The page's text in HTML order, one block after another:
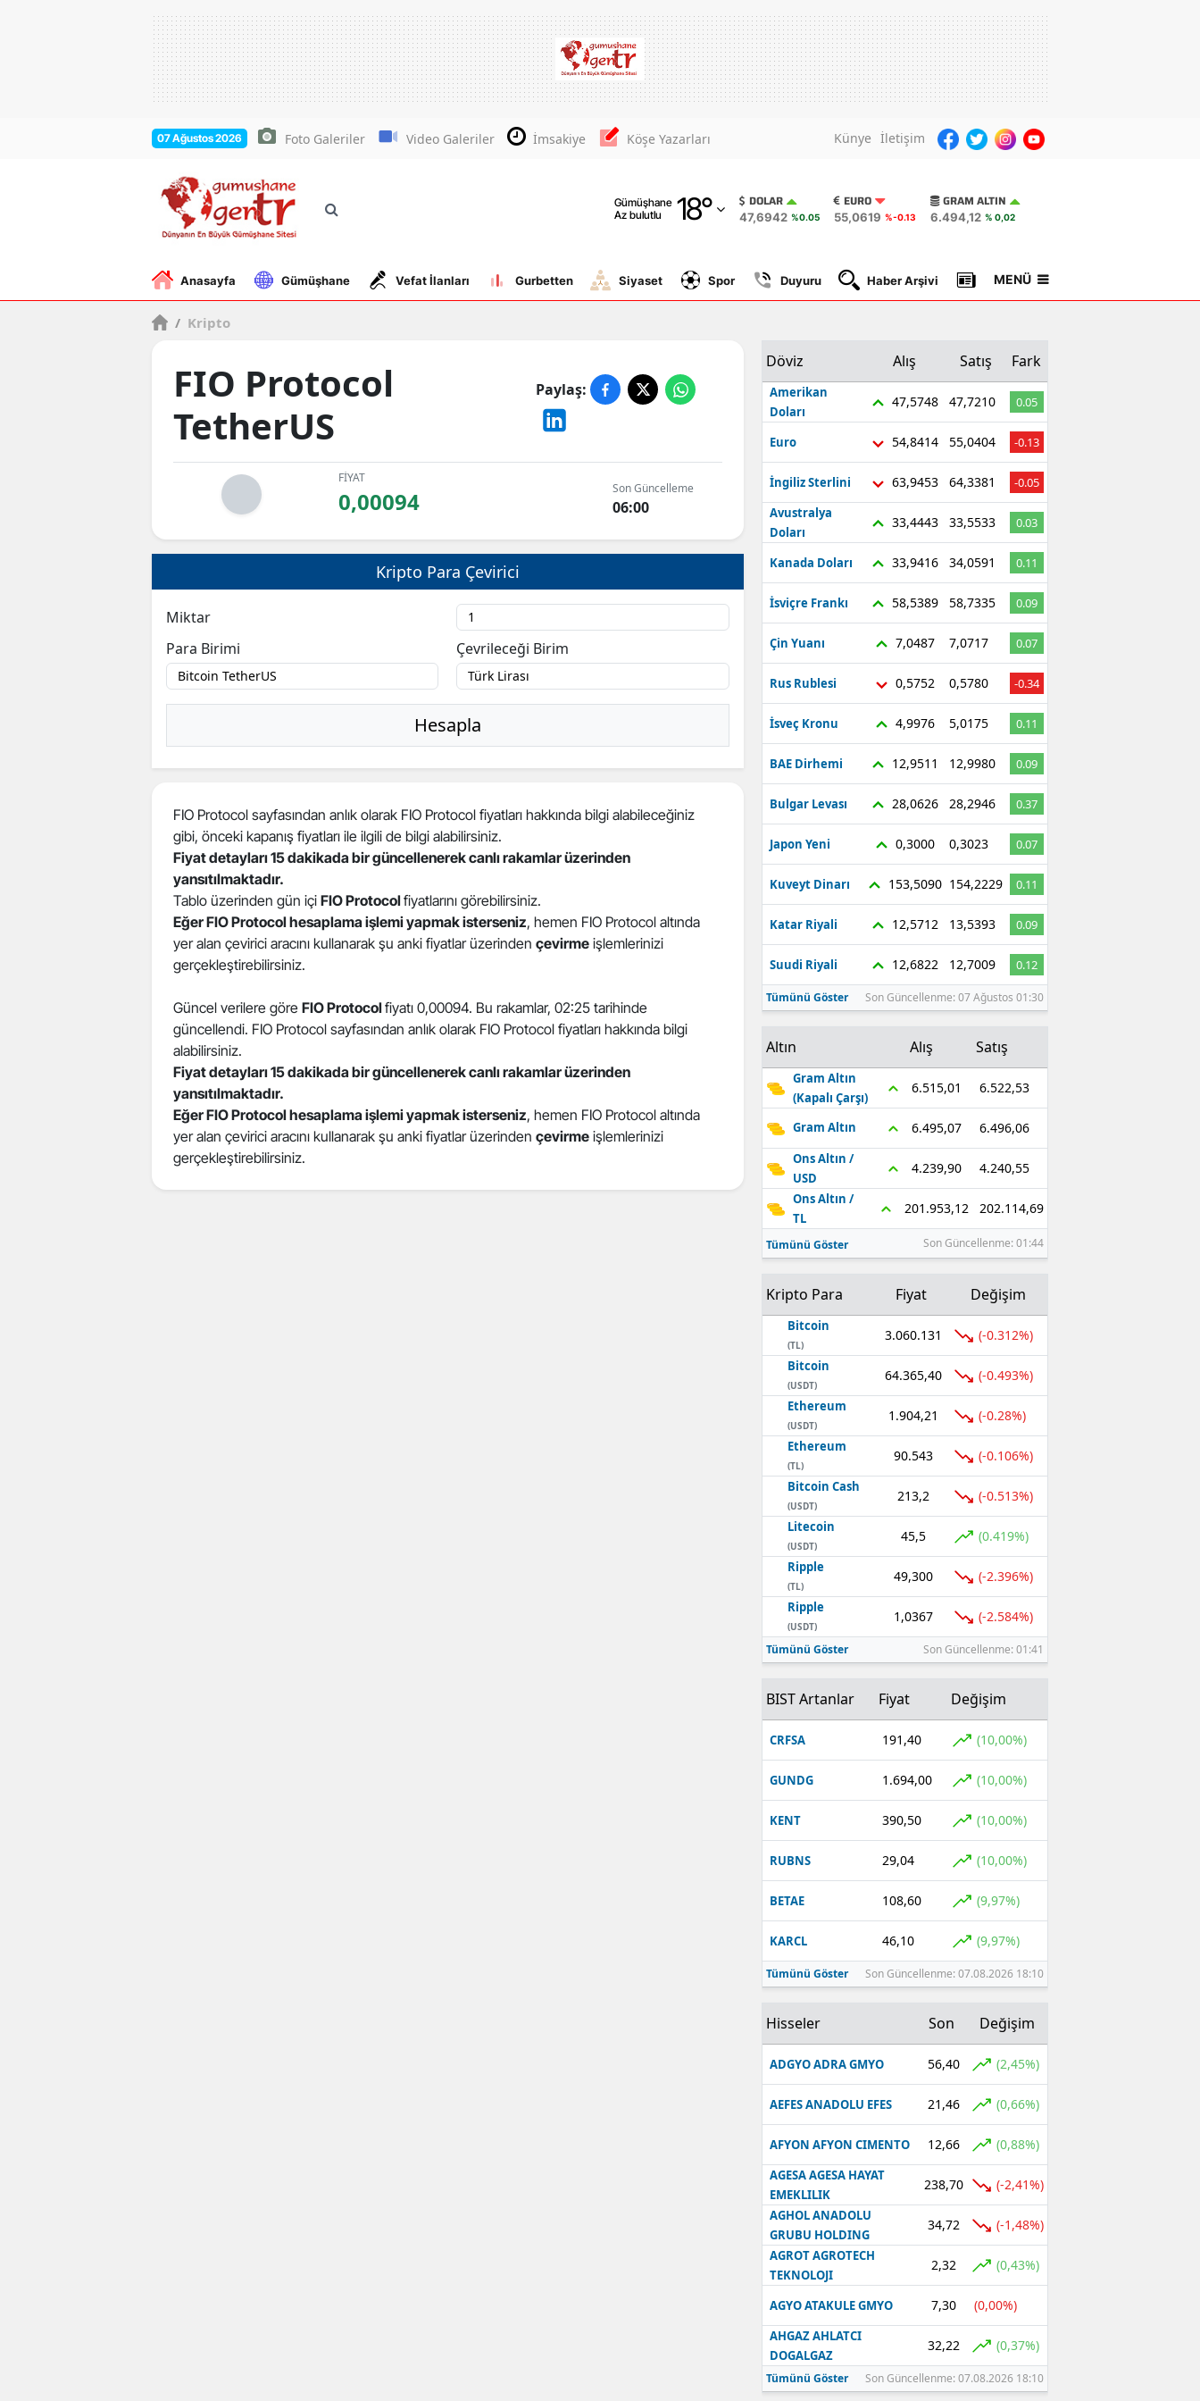
07 Ağustos 2026 Foto Galeriler Video Galeriler İmsakiye Köşe Yazarları Künye İletişim
Gümüşhane
Az bulutlu
18°
Adana
Adıyaman
Amasya
Antalya
Balıkesir
Bitlis
Bursa
Denizli
Edirne
Erzurum
Gaziantep
Giresun
Hakkari
Isparta
DOLAR
47,6942 %0.05
EURO
55,0619 %-0.13
GRAM ALTIN
6.494,12 % 0,02
Anasayfa Gümüşhane Vefat İlanları Gurbetten Siyaset Spor Duyuru Haber Arşivi Gazete Manşetleri
MENÜ
/ Kripto
FIO Protocol
TetherUS
Paylaş:
FİYAT
0,00094 Son Güncelleme
06:00
Kripto Para Çevirici
Miktar
Para Birimi
Çevrileceği Birim
Hesapla
FIO Protocol sayfasından anlık olarak FIO Protocol fiyatları hakkında bilgi alabileceğiniz
gibi, önceki kapanış fiyatları ile ilgili de bilgi alabilirsiniz.
Fiyat detayları 15 dakikada bir güncellenerek canlı rakamlar üzerinden
yansıtılmaktadır.
Tablo üzerinden gün içi FIO Protocolfiyatlarını görebilirsiniz.
Eğer FIO Protocol hesaplama işlemi yapmak isterseniz, hemen FIO Protocol altında
yer alan çevirici aracını kullanarak şu anki fiyatlar üzerinden çevirme işlemlerinizi
gerçekleştirebilirsiniz.
Güncel verilere göre FIO Protocolfiyatı 0,00094. Bu rakamlar, 02:25 tarihinde
güncellendi. FIO Protocol sayfasından anlık olarak FIO Protocol fiyatları hakkında bilgi
alabilirsiniz.
Fiyat detayları 15 dakikada bir güncellenerek canlı rakamlar üzerinden
yansıtılmaktadır.
Eğer FIO Protocol hesaplama işlemi yapmak isterseniz, hemen FIO Protocol altında
yer alan çevirici aracını kullanarak şu anki fiyatlar üzerinden çevirme işlemlerinizi
gerçekleştirebilirsiniz.
Döviz Alış Satış Fark
Amerikan
Doları
47,5748 47,7210 0.05
Euro 54,8414 55,0404 -0.13
İngiliz Sterlini 63,9453 64,3381
-0.05
Avustralya
Doları
33,4443 33,5533 0.03
Kanada Doları 33,9416 34,0591 0.11
İsviçre Frankı 58,5389 58,7335 0.09
Çin Yuanı 7,0487 7,0717 0.07
Rus Rublesi 0,5752 0,5780 -0.34
İsveç Kronu 4,9976 5,0175 0.11
BAE Dirhemi 12,9511 12,9980 0.09
Bulgar Levası 28,0626 28,2946 0.37
Japon Yeni 0,3000 0,3023 0.07
Kuveyt Dinarı 153,5090 154,2229 0.11
Katar Riyali 12,5712 13,5393 0.09
Suudi Riyali 12,6822 12,7009 0.12
Tümünü Göster Son Güncellenme: 07 Ağustos 01:30
Altın Alış Satış
Gram Altın
(Kapalı Çarşı)
6.515,01 6.522,53
Gram Altın 6.495,07 6.496,06
Ons Altın /
USD
4.239,90 4.240,55
Ons Altın /
TL
201.953,12 202.114,69
Tümünü Göster Son Güncellenme: 01:44
Kripto Para Fiyat Değişim
Bitcoin
(TL)
3.060.131 (-0.312%)
Bitcoin
(USDT)
64.365,40 (-0.493%)
Ethereum
(USDT)
1.904,21 (-0.28%)
Ethereum
(TL)
90.543 (-0.106%)
Bitcoin Cash
(USDT)
213,2 (-0.513%)
Litecoin
(USDT)
45,5 (0.419%)
Ripple
(TL)
49,300 (-2.396%)
Ripple
(USDT)
1,0367 (-2.584%)
Tümünü Göster Son Güncellenme: 01:41
BIST Artanlar Fiyat Değişim
CRFSA 191,40 (10,00%)
GUNDG 1.694,00 (10,00%)
KENT 390,50 (10,00%)
RUBNS 29,04 (10,00%)
BETAE 108,60 (9,97%)
KARCL 46,10 (9,97%)
Tümünü Göster Son Güncellenme: 07.08.2026 18:10
Hisseler Son Değişim
ADGYO ADRA GMYO 56,40 (2,45%)
AEFES ANADOLU EFES 21,46 (0,66%)
AFYON AFYON CIMENTO 12,66 (0,88%)
AGESA AGESA HAYAT
EMEKLILIK
238,70 (-2,41%)
AGHOL ANADOLU
GRUBU HOLDING
34,72 (-1,48%)
AGROT AGROTECH
TEKNOLOJI
2,32 (0,43%)
AGYO ATAKULE GMYO 7,30 (0,00%)
AHGAZ AHLATCI
DOGALGAZ
32,22 (0,37%)
Tümünü Göster Son Güncellenme: 07.08.2026 18:10